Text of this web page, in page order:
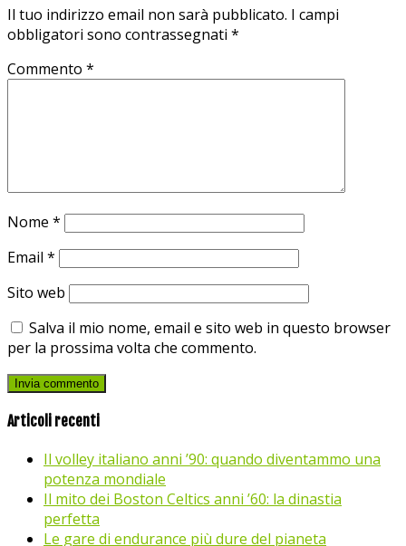
Il tuo indirizzo email non sarà pubblicato. I campi
obbligatori sono contrassegnati *
Commento *
Nome *
Email *
Sito web
Salva il mio nome, email e sito web in questo browser
per la prossima volta che commento.
Articoli recenti
Il volley italiano anni ’90: quando diventammo una
potenza mondiale
Il mito dei Boston Celtics anni ’60: la dinastia
perfetta
Le gare di endurance più dure del pianeta